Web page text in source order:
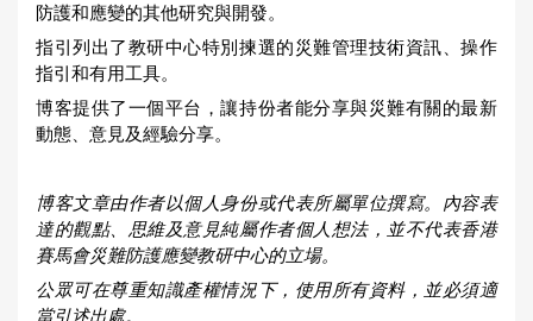
防護和應變的其他研究與開發。
指引列出了教研中心特別揀選的災難管理技術資訊、操作
指引和有用工具。
博客提供了一個平台，讓持份者能分享與災難有關的最新
動態、意見及經驗分享。
博客文章由作者以個人身份或代表所屬單位撰寫。內容表
達的觀點、思維及意見純屬作者個人想法，並不代表香港
賽馬會災難防護應變教研中心的立場。
公眾可在尊重知識產權情況下，使用所有資料，並必須適
當引述出處。